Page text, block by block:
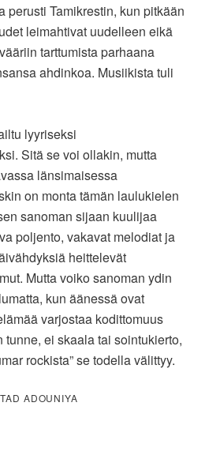
perusti Tamikrestin, kun pitkään
leimahtivat uudelleen eikä
tarttumista parhaana
ahdinkoa. Musiikista tuli
lyyriseksi
Sitä se voi ollakin, mutta
länsimaisessa
on monta tämän laulukielen
sanoman sijaan kuulijaa
poljento, vakavat melodiat ja
heittelevät
Mutta voiko sanoman ydin
kun äänessä ovat
varjostaa kodittomuus
ei skaala tai sointukierto,
rockista” se todella välittyy.
ADOUNIYA